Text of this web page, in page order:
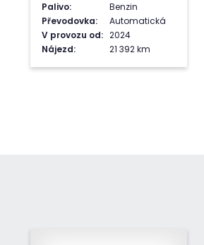
Palivo:
Benzin
Převodovka:
Automatická
V provozu od: 2024
Nájezd:
21 392 km